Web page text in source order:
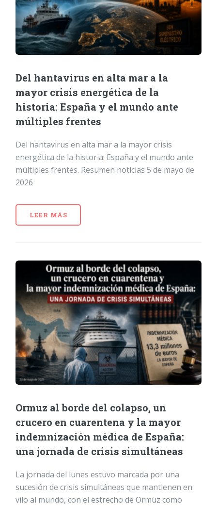
Del hantavirus en alta mar a la
mayor crisis energética de la
historia: España y el mundo ante
múltiples frentes
Del hantavirus en alta mar a la mayor crisis
energética de la historia: España y el mundo ante
múltiples frentes. Resumen noticias 5 de mayo de
2026
LEER MÁS
Ormuz al borde del colapso, un
crucero en cuarentena y la mayor
indemnización médica de España:
una jornada de crisis simultáneas
La jornada del lunes estuvo marcada por una
sucesión de crisis simultáneas que mantienen en
vilo al mundo, con el estrecho de Ormuz como